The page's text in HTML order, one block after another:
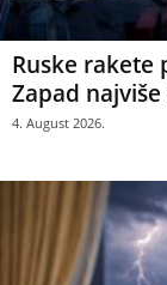
Ruske rakete
Zapad
4. August 2026.